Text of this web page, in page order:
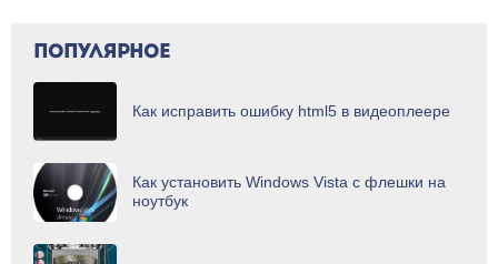
ПОПУЛЯРНОЕ
Как исправить ошибку html5 в видеоплеере
Как установить Windows Vista с флешки на
ноутбук